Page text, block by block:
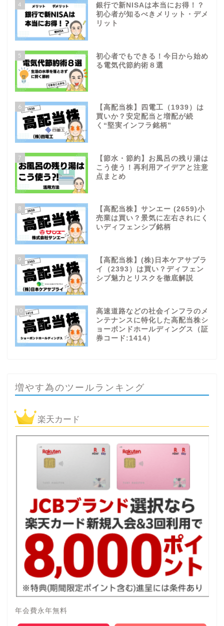
4
銀行で新NISAは本当にお得！？
初心者が知るべきメリット・デメ
リット
5
初心者でもできる！今日から始め
る電気代節約術８選
6
【高配当株】四電工（1939）は
買いか？安定配当と増配が続
く“堅実インフラ銘柄”
7
【節水・節約】お風呂の残り湯は
こう使う！再利用アイデアと注意
点まとめ
8
【高配当株】サンエー (2659)小
売業は買い？景気に左右されにく
いディフェンシブ銘柄
9
【高配当株】(株)日本ケアサプラ
イ（2393）は買い？ディフェン
シブ魅力とリスクを徹底解説
10
高速道路などの社会インフラのメ
ンテナンスに特化した高配当株シ
ョーボンドホールディングス（証
券コード:1414）
増やす為のツールランキング
楽天カード
年会費永年無料